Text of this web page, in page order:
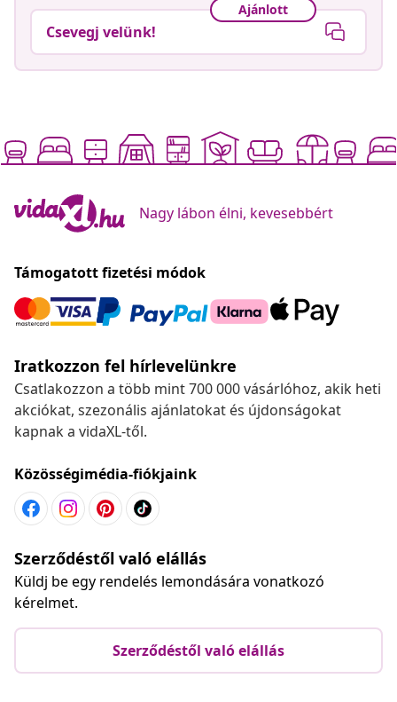
Ajánlott
Csevegj velünk!
Nagy lábon élni, kevesebbért
Támogatott fizetési módok
Iratkozzon fel hírlevelünkre
Csatlakozzon a több mint 700 000 vásárlóhoz, akik heti
akciókat, szezonális ajánlatokat és újdonságokat
kapnak a vidaXL-től.
Közösségimédia-fiókjaink
Szerződéstől való elállás
Küldj be egy rendelés lemondására vonatkozó
kérelmet.
Szerződéstől való elállás